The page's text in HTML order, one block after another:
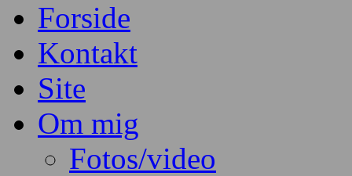
Forside
Kontakt
Site
Om mig
Fotos/video